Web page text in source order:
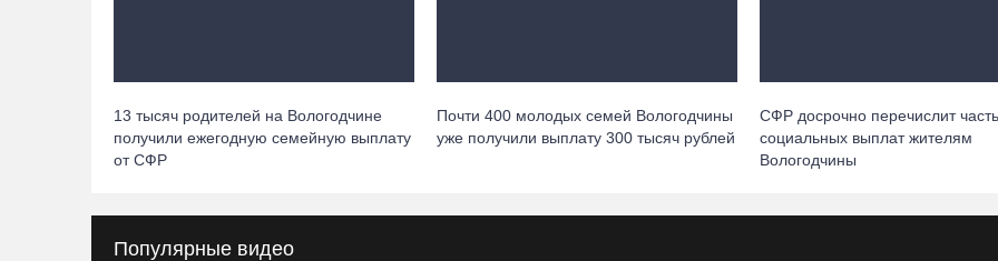
13 тысяч родителей на Вологодчине
получили ежегодную семейную выплату
от СФР
Почти 400 молодых семей Вологодчины
уже получили выплату 300 тысяч рублей
СФР досрочно перечислит часть
социальных выплат жителям
Вологодчины
Популярные видео